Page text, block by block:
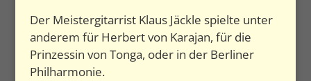
Der Meistergitarrist Klaus Jäckle spielte unter
anderem für Herbert von Karajan, für die
Prinzessin von Tonga, oder in der Berliner
Philharmonie.